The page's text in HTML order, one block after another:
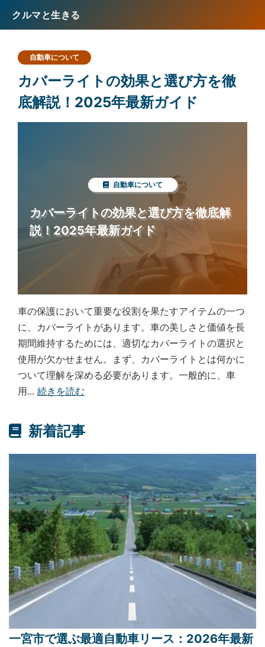
クルマと生きる
自動車について
カバーライトの効果と選び方を徹
底解説！2025年最新ガイド
自動車について
カバーライトの効果と選び方を徹底解
説！2025年最新ガイド
車の保護において重要な役割を果たすアイテムの一つ
に、カバーライトがあります。車の美しさと価値を長
期間維持するためには、適切なカバーライトの選択と
使用が欠かせません。まず、カバーライトとは何かに
ついて理解を深める必要があります。一般的に、車
用... 続きを読む
新着記事
一宮市で選ぶ最適自動車リース：2026年最新